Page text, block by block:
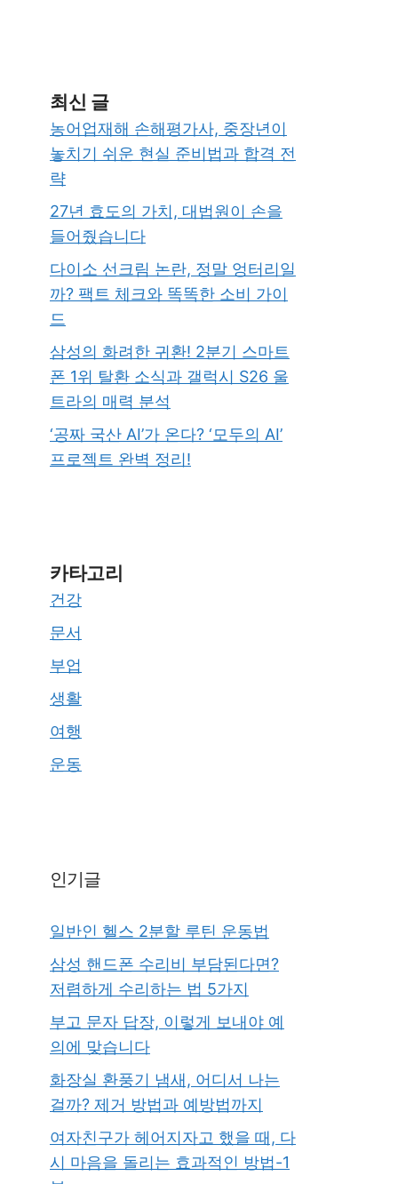
최신 글
농어업재해 손해평가사, 중장년이
놓치기 쉬운 현실 준비법과 합격 전
략
27년 효도의 가치, 대법원이 손을
들어줬습니다
다이소 선크림 논란, 정말 엉터리일
까? 팩트 체크와 똑똑한 소비 가이
드
삼성의 화려한 귀환! 2분기 스마트
폰 1위 탈환 소식과 갤럭시 S26 울
트라의 매력 분석
‘공짜 국산 AI’가 온다? ‘모두의 AI’
프로젝트 완벽 정리!
카타고리
건강
문서
부업
생활
여행
운동
인기글
일반인 헬스 2분할 루틴 운동법
삼성 핸드폰 수리비 부담된다면?
저렴하게 수리하는 법 5가지
부고 문자 답장, 이렇게 보내야 예
의에 맞습니다
화장실 환풍기 냄새, 어디서 나는
걸까? 제거 방법과 예방법까지
여자친구가 헤어지자고 했을 때, 다
시 마음을 돌리는 효과적인 방법-1